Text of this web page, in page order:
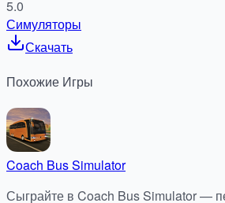
5.0
Симуляторы
Скачать
Похожие Игры
Coach Bus Simulator
Сыграйте в Coach Bus Simulator —